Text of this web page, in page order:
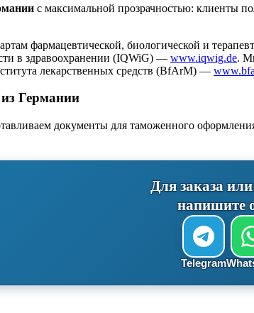
с максимальной прозрачностью: клиенты
фармацевтической, биологической и
в здравоохранении (IQWiG) — www.iqwig.de.
лекарственных средств (BfArM) —
Германии
документы для таможенного
Для заказа
напишите
Telegram